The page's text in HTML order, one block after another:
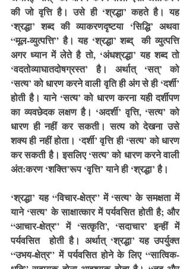
की जो वृत्ति है। उसे ही ‘श्रद्धा’ कहते है। यह
‘श्रद्धा’ शब्द की व्याकरणदृष्टया ‘सिद्धि’ अथवा
“मूल-व्युत्पत्ति” है। यह ‘श्रद्धा’ शब्द्  की व्युत्पत्ति
अगर ध्यान में लेते है तो, ‘अंधश्रद्धा’ यह शब्द तो
‘वदतोव्याघातदोषग्रस्त’ है। अर्थात् ‘सत्’ को
‘सत्य’ को धारण करने वाली वृति ही अंग से ही ‘दर्शी’
होती है। याने ‘सत्य’ को धारण करना यही दर्शीपण
का व्यवछेदक लक्षण है। ‘अदर्शी’ वृत्ति, ‘सत्य’ को
धारण ही नहीं कर सकती। सत्य को देखना उसे
शक्य ही नहीं होता। ‘दर्शी’ वृत्ति ही ‘सत्य’ को धारण
कर सकती है। इसलिए ‘सत्य’ को धारण करने वाली
अंत:करण ‘शक्ति’रूप ‘वृत्ति’ याने ही ‘श्रद्धा’ है।
‘श्रद्धा’ यह “विचार-क्षेत्र” में ‘सत्य’ के समक्षता में
याने ‘सत्य’ के साक्षात्कार में पर्यवसित होती है; और
“आचार-क्षेत्र” में ‘सत्कृति’, ‘सदाचार’ इन्हीं में
पर्यवसित  होती है। अर्थात् ‘श्रद्धा’ यह उपर्युक्त
“उभय-क्षेत्र” में पर्यवसित होने के लिए “सात्विक-